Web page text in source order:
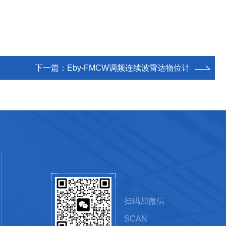
下一篇： Eby-FMCW调频连续波雷达物位计
扫码加微信
SCAN